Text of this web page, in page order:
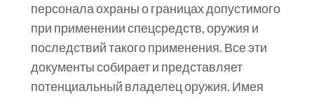
персонала охраны о границах допустимого
при применении спецсредств, оружия и
последствий такого применения. Все эти
документы собирает и представляет
потенциальный владелец оружия. Имея